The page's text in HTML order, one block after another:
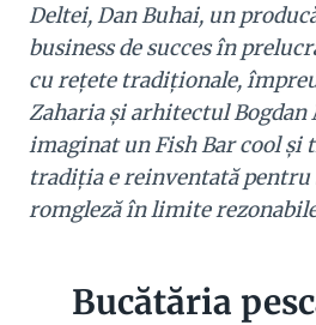
Deltei, Dan Buhai, un
business de succes în
cu rețete tradiționale,
Zaharia și arhitectul Bogdan
imaginat un Fish Bar cool și
tradiția e reinventată pentru
romgleză în limite
Bucătăria